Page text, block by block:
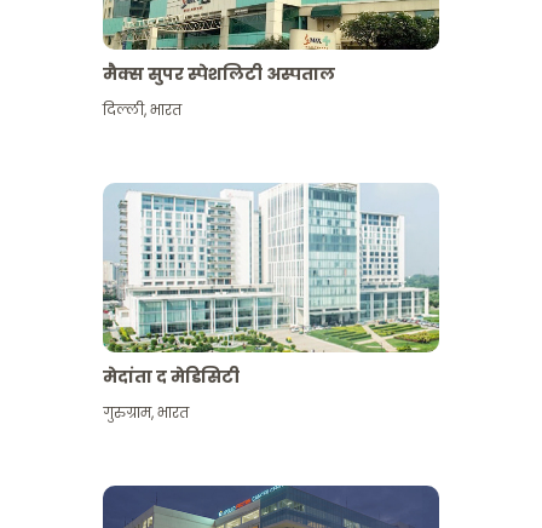
मैक्स सुपर स्पेशलिटी अस्पताल
दिल्ली,भारत
मेदांता द मेडिसिटी
गुरुग्राम,भारत